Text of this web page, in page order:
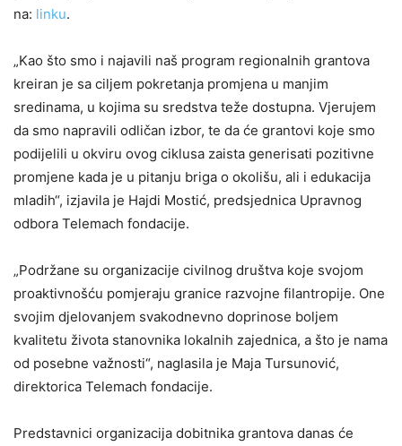
na: linku.
„Kao što smo i najavili naš program regionalnih grantova
kreiran je sa ciljem pokretanja promjena u manjim
sredinama, u kojima su sredstva teže dostupna. Vjerujem
da smo napravili odličan izbor, te da će grantovi koje smo
podijelili u okviru ovog ciklusa zaista generisati pozitivne
promjene kada je u pitanju briga o okolišu, ali i edukacija
mladih“, izjavila je Hajdi Mostić, predsjednica Upravnog
odbora Telemach fondacije.
„Podržane su organizacije civilnog društva koje svojom
proaktivnošću pomjeraju granice razvojne filantropije. One
svojim djelovanjem svakodnevno doprinose boljem
kvalitetu života stanovnika lokalnih zajednica, a što je nama
od posebne važnosti“, naglasila je Maja Tursunović,
direktorica Telemach fondacije.
Predstavnici organizacija dobitnika grantova danas će